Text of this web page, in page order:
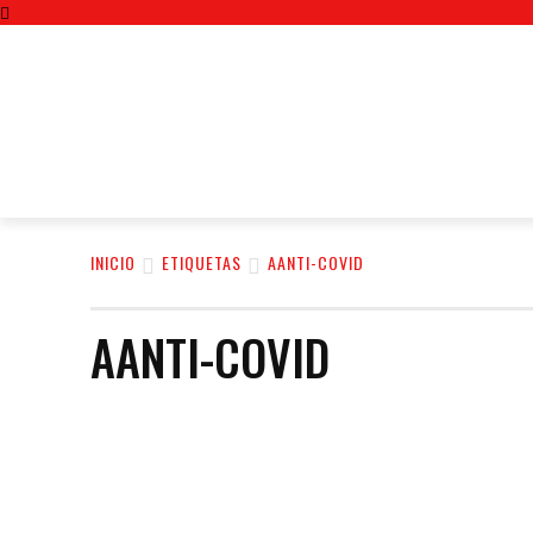
INICIO ETIQUETAS AANTI-COVID
AANTI-COVID